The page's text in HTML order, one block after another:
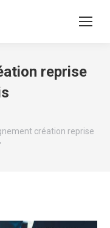
reprise
création reprise